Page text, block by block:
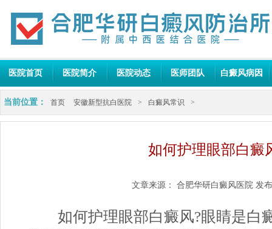
医院首页 医院简介 医院动态 医师团队 白癜风病因
当前位置： 首页 安徽新型抗白医院 > 白癜风常识 >
如何护理眼部白癜
文章来源： 合肥华研白癜风医院 发
如何护理眼部白癜风?眼睛是白